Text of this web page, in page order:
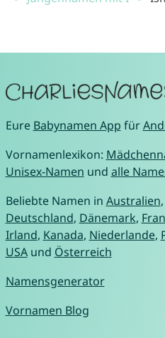
Eure Babynamen App für
Vornamenlexikon:
Unisex-Namen und alle
Beliebte Namen in Australien,
Deutschland, Dänemark,
Irland, Kanada, Niederlande,
USAund Österreich
Namensgenerator
Vornamen Blog